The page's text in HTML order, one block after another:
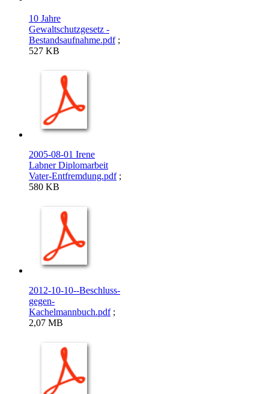
10 Jahre
Gewaltschutzgesetz -
Bestandsaufnahme.pdf;
527 KB
2005-08-01 Irene
Labner Diplomarbeit
Vater-Entfremdung.pdf;
580 KB
2012-10-10--Beschluss-
gegen-
Kachelmannbuch.pdf;
2,07 MB